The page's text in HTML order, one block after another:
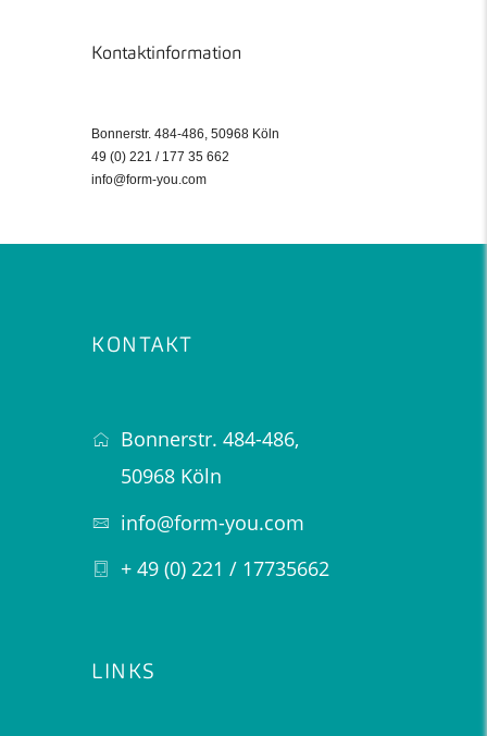
Kontaktinformation
Bonnerstr. 484-486, 50968 Köln
49 (0) 221 / 177 35 662
info@form-you.com
KONTAKT
Bonnerstr. 484-486,
50968 Köln
info@form-you.com
+ 49 (0) 221 / 17735662
LINKS